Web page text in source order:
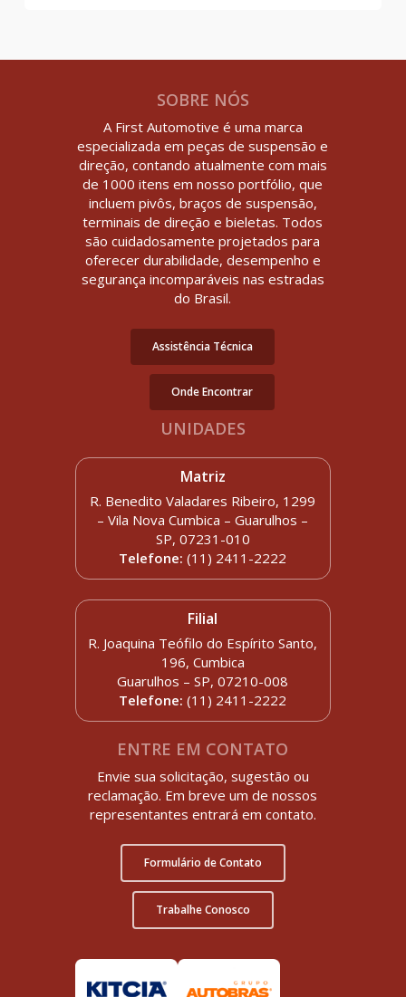
SOBRE NÓS
A First Automotive é uma marca
especializada em peças de suspensão e
direção, contando atualmente com mais
de 1000 itens em nosso portfólio, que
incluem pivôs, braços de suspensão,
terminais de direção e bieletas. Todos
são cuidadosamente projetados para
oferecer durabilidade, desempenho e
segurança incomparáveis nas estradas
do Brasil.
Assistência Técnica
Onde Encontrar
UNIDADES
Matriz
R. Benedito Valadares Ribeiro, 1299
– Vila Nova Cumbica – Guarulhos –
SP, 07231-010
Telefone:(11) 2411-2222
Filial
R. Joaquina Teófilo do Espírito Santo,
196, Cumbica
Guarulhos – SP, 07210-008
Telefone: (11) 2411-2222
ENTRE EM CONTATO
Envie sua solicitação, sugestão ou
reclamação. Em breve um de nossos
representantes entrará em contato.
Formulário de Contato
Trabalhe Conosco